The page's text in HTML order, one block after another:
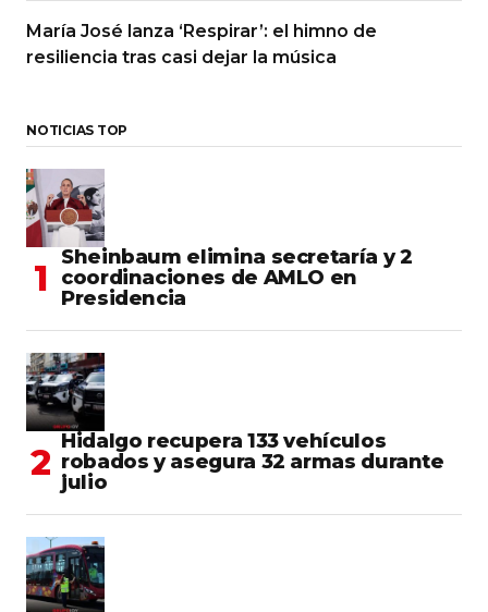
María José lanza ‘Respirar’: el himno de
resiliencia tras casi dejar la música
NOTICIAS TOP
Sheinbaum elimina secretaría y 2
coordinaciones de AMLO en
Presidencia
Hidalgo recupera 133 vehículos
robados y asegura 32 armas durante
julio